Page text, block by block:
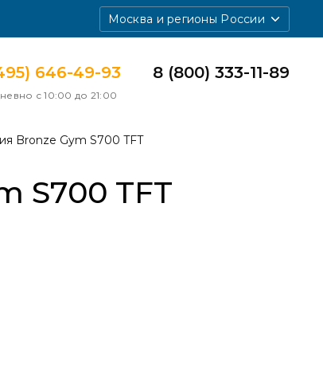
Москва и регионы России
646-49-93
с 10:00 до 21:00
8 (800) 333-11-89
Bronze Gym S700 TFT
S700 TFT